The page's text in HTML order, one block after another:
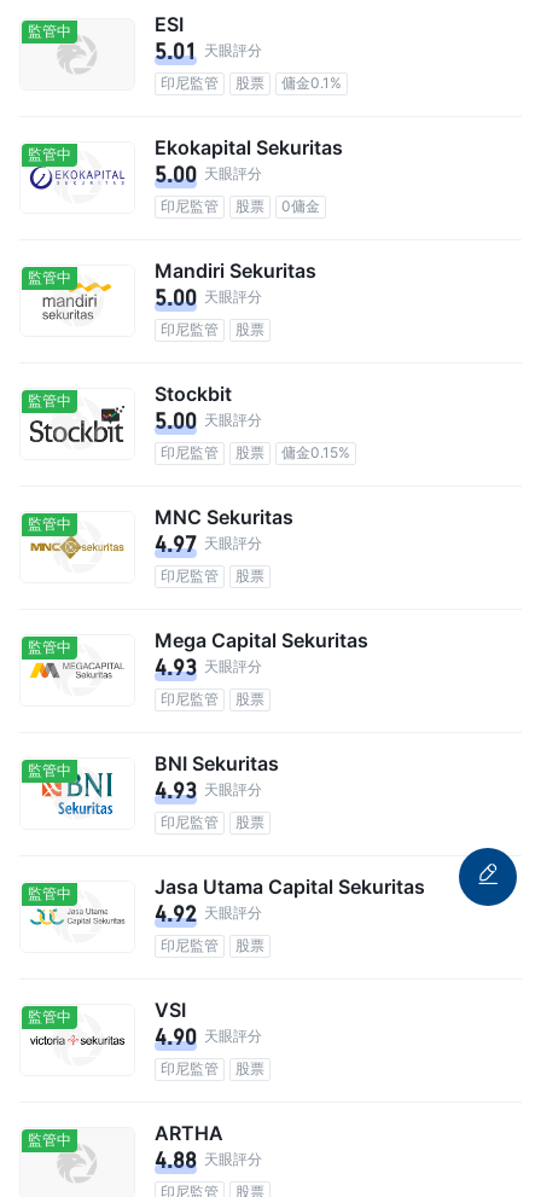
監管中 ESI
5.01 天眼評分
印尼監管
股票 傭金0.1%
監管中 Ekokapital Sekuritas
5.00 天眼評分
印尼監管
股票 0傭金
監管中 Mandiri Sekuritas
5.00 天眼評分
印尼監管
股票
監管中 Stockbit
5.00 天眼評分
印尼監管
股票 傭金0.15%
監管中 MNC Sekuritas
4.97 天眼評分
印尼監管
股票
監管中 Mega Capital Sekuritas
4.93 天眼評分
印尼監管
股票
監管中 BNI Sekuritas
4.93 天眼評分
印尼監管
股票
監管中 Jasa Utama Capital Sekuritas
4.92 天眼評分
印尼監管
股票
監管中 VSI
4.90 天眼評分
印尼監管
股票
監管中 ARTHA
4.88 天眼評分
印尼監管
股票